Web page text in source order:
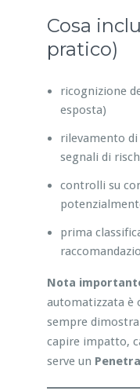
Cosa
pratico)
ricognizione
esposta)
rilevamento
segnali di
controlli su
prima
Nota
automatizzata è
sempre
capire impatto,
serve un